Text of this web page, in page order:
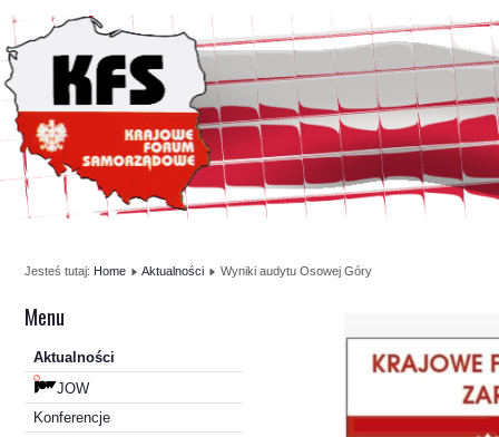
Jesteś tutaj: Home Aktualności Wyniki audytu Osowej Góry
Menu
Aktualności
JOW
Konferencje